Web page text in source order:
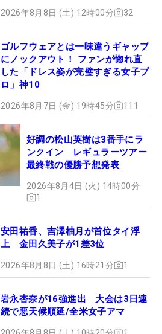
2026年8月8日 (土) 12時00分 32
ゴルフウェアとは一味違うギャップ
にノックアウト！ ファンが惚れ直
した「ドレス姿が完璧すぎる女子プ
ロ」神10
2026年8月7日 (金) 19時45分 111
好調の松山英樹は3番手にラ
ンクイン レギュラーツアー
最終戦の優勝予想発表
2026年8月4日 (火) 14時00分
1
安田祐香、吉澤柚月が首位タイ浮
上 金田久美子が1差3位
2026年8月8日 (土) 16時21分 1
岩永杏奈が16強進出 大会は3日連
続で悪天候順延/全米女子アマ